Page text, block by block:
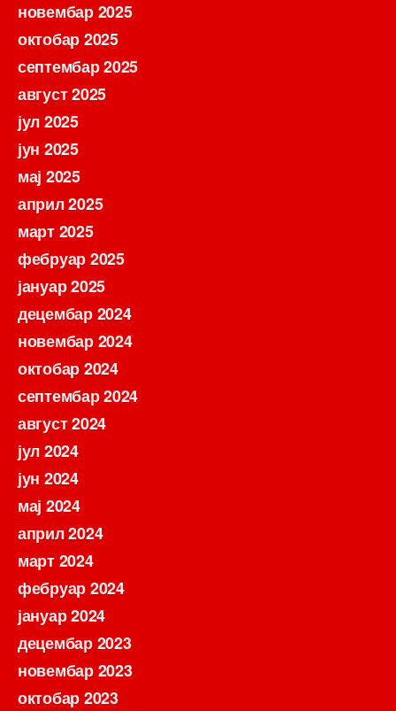
новембар 2025
октобар 2025
септембар 2025
август 2025
јул 2025
јун 2025
мај 2025
април 2025
март 2025
фебруар 2025
јануар 2025
децембар 2024
новембар 2024
октобар 2024
септембар 2024
август 2024
јул 2024
јун 2024
мај 2024
април 2024
март 2024
фебруар 2024
јануар 2024
децембар 2023
новембар 2023
октобар 2023